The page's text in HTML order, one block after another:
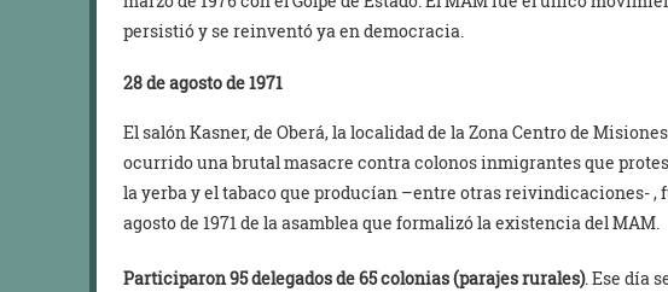
persistió y se reinventó ya en democracia.
28 de agosto de 1971
El salón Kasner, de Oberá, la localidad de la Zona Centro de
ocurrido una brutal masacre contra colonos inmigrantes que
la yerba y el tabaco que producían –entre otras reivindicaciones- ,
agosto de 1971 de la asamblea que formalizó la existencia del MAM.
Participaron 95 delegadosde65 colonias (parajes rurales). Ese día